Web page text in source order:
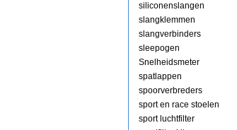
siliconenslangen
slangklemmen
slangverbinders
sleepogen
Snelheidsmeter
spatlappen
spoorverbreders
sport en race stoelen
sport luchtfilter